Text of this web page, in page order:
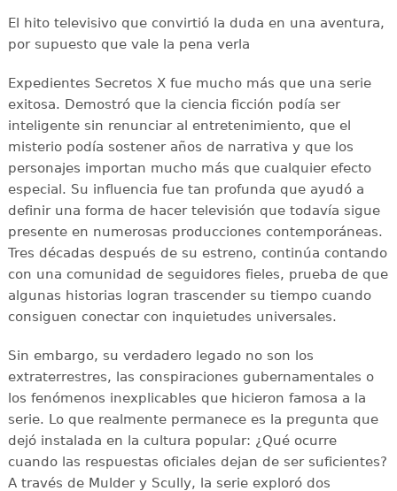
El hito televisivo que convirtió la duda en una aventura,
por supuesto que vale la pena verla
Expedientes Secretos X fue mucho más que una serie
exitosa. Demostró que la ciencia ficción podía ser
inteligente sin renunciar al entretenimiento, que el
misterio podía sostener años de narrativa y que los
personajes importan mucho más que cualquier efecto
especial. Su influencia fue tan profunda que ayudó a
definir una forma de hacer televisión que todavía sigue
presente en numerosas producciones contemporáneas.
Tres décadas después de su estreno, continúa contando
con una comunidad de seguidores fieles, prueba de que
algunas historias logran trascender su tiempo cuando
consiguen conectar con inquietudes universales.
Sin embargo, su verdadero legado no son los
extraterrestres, las conspiraciones gubernamentales o
los fenómenos inexplicables que hicieron famosa a la
serie. Lo que realmente permanece es la pregunta que
dejó instalada en la cultura popular: ¿Qué ocurre
cuando las respuestas oficiales dejan de ser suficientes?
A través de Mulder y Scully, la serie exploró dos